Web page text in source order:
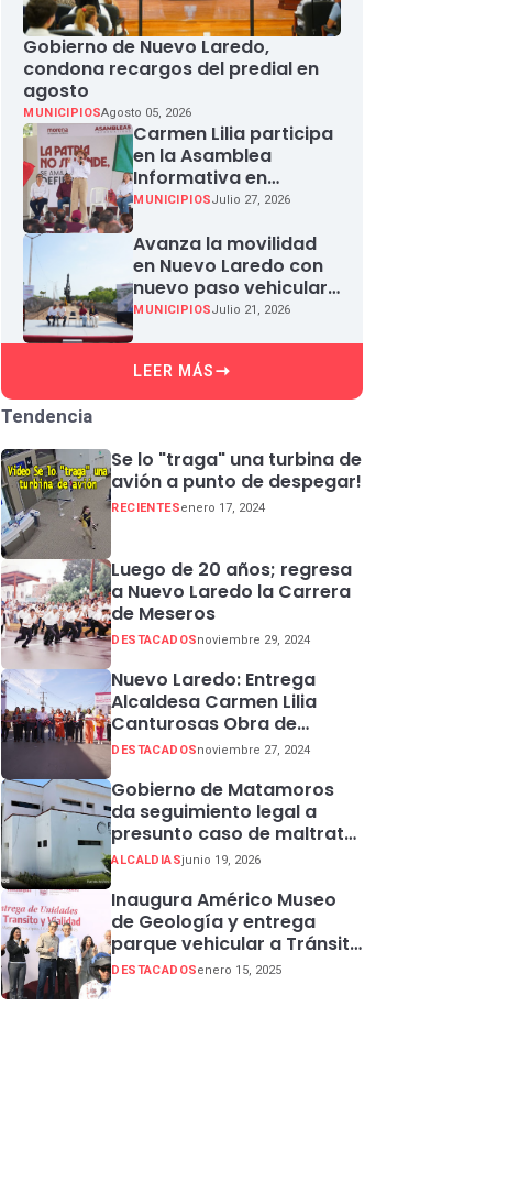
Gobierno de Nuevo Laredo,
condona recargos del predial en
agosto
MUNICIPIOSAgosto 05, 2026
Carmen Lilia participa
en la Asamblea
Informativa en
Defensa de la
Miguel Aleman
MUNICIPIOSJulio 27, 2026
Avanza la movilidad
en Nuevo Laredo con
nuevo paso vehicular
en Paseo Colón
MUNICIPIOSJulio 21, 2026
LEER MÁS
Tendencia
Se lo "traga" una turbina de
avión a punto de despegar!
RECIENTESenero 17, 2024
Luego de 20 años; regresa
a Nuevo Laredo la Carrera
de Meseros
DESTACADOSnoviembre 29, 2024
Nuevo Laredo: Entrega
Alcaldesa Carmen Lilia
Canturosas Obra de
Rehabilitación de Colector
DESTACADOSnoviembre 27, 2024
Gobierno de Matamoros
da seguimiento legal a
presunto caso de maltrato
animal
ALCALDIASjunio 19, 2026
Inaugura Américo Museo
de Geología y entrega
parque vehicular a Tránsito
en Ciudad Madero
DESTACADOSenero 15, 2025